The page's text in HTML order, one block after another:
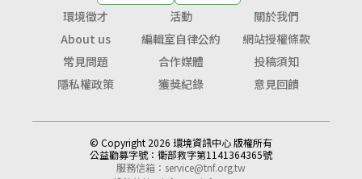
環境徵才
活動
關於我們
About us
編輯室自律公約
網站授權條款
常見問題
合作媒體
投稿須知
隱私權政策
獲獎紀錄 意見回饋
© Copyright 2026 環境資訊中心 版權所有
公益勸募字號： 衛部救字第1141364365號
服務信箱： service@tnf.org.tw